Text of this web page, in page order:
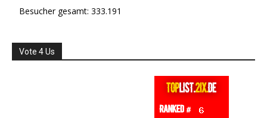
Besucher gesamt: 333.191
Vote 4 Us